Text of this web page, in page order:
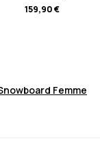
159,90 €
Femme